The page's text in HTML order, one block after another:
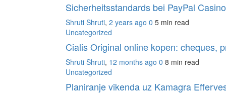
Sicherheitsstandards bei PayPal
Shruti Shruti, 2 years ago 0 5 min read
Uncategorized
Cialis Original online kopen: cheques,
Shruti Shruti, 12 months ago 0 8 min read
Uncategorized
Planiranje vikenda uz Kamagra